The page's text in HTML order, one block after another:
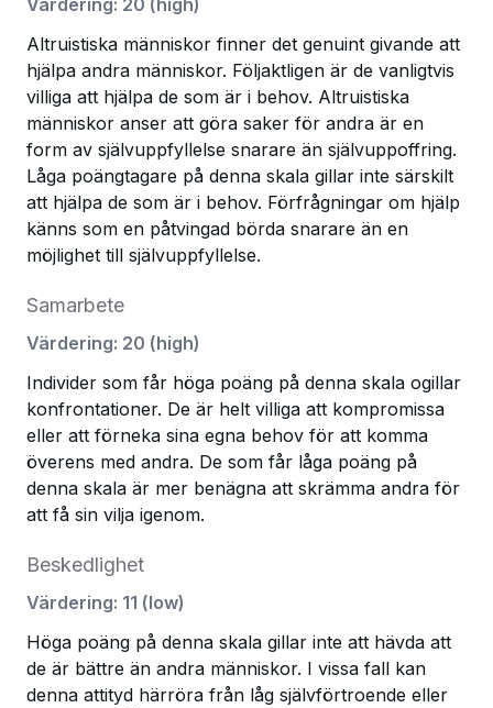
Värdering: 20 ( high)
Altruistiska människor finner det genuint givande att
hjälpa andra människor. Följaktligen är de vanligtvis
villiga att hjälpa de som är i behov. Altruistiska
människor anser att göra saker för andra är en
form av självuppfyllelse snarare än självuppoffring.
Låga poängtagare på denna skala gillar inte särskilt
att hjälpa de som är i behov. Förfrågningar om hjälp
känns som en påtvingad börda snarare än en
möjlighet till självuppfyllelse.
Samarbete
Värdering: 20 (high)
Individer som får höga poäng på denna skala ogillar
konfrontationer. De är helt villiga att kompromissa
eller att förneka sina egna behov för att komma
överens med andra. De som får låga poäng på
denna skala är mer benägna att skrämma andra för
att få sin vilja igenom.
Beskedlighet
Värdering: 11 (low)
Höga poäng på denna skala gillar inte att hävda att
de är bättre än andra människor. I vissa fall kan
denna attityd härröra från låg självförtroende eller